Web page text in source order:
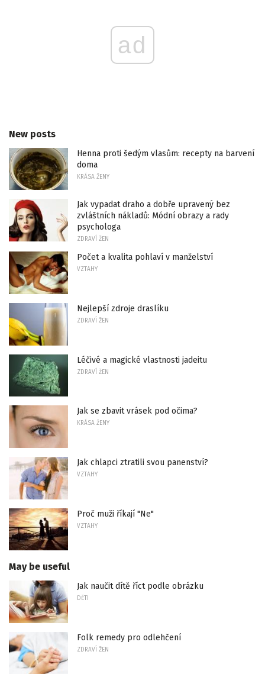
ad
New posts
Henna proti šedým vlasům: recepty na barvení
doma
KRÁSA ŽENY
Jak vypadat draho a dobře upravený bez
zvláštních nákladů: Módní obrazy a rady
psychologa
ZDRAVÍ ŽEN
Počet a kvalita pohlaví v manželství
VZTAHY
Nejlepší zdroje draslíku
ZDRAVÍ ŽEN
Léčivé a magické vlastnosti jadeitu
ZDRAVÍ ŽEN
Jak se zbavit vrásek pod očima?
KRÁSA ŽENY
Jak chlapci ztratili svou panenství?
VZTAHY
Proč muži říkají "Ne"
VZTAHY
May be useful
Jak naučit dítě říct podle obrázku
DĚTI
Folk remedy pro odlehčení
ZDRAVÍ ŽEN